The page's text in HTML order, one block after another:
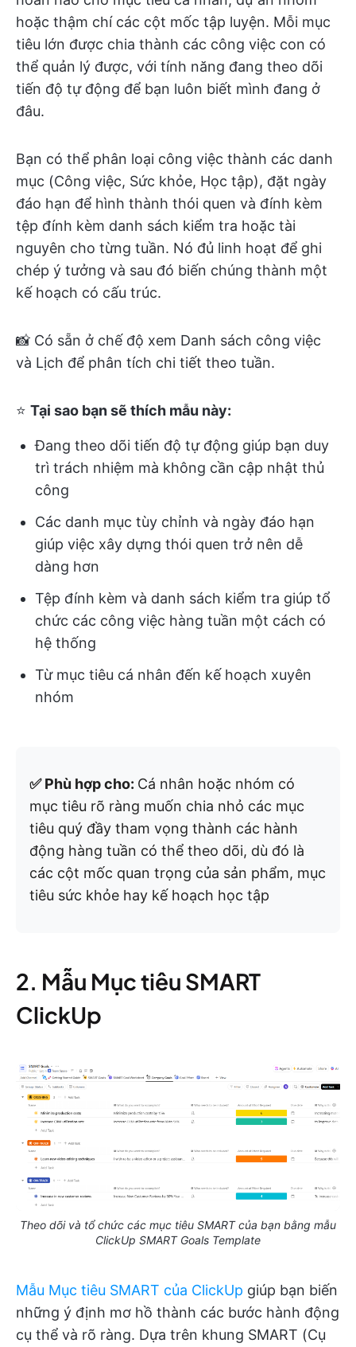
hoặc thậm chí các cột mốc tập luyện. Mỗi mục
tiêu lớn được chia thành các công việc con có
thể quản lý được, với tính năng đang theo dõi
tiến độ tự động để bạn luôn biết mình đang ở
đâu.
Bạn có thể phân loại công việc thành các danh
mục (Công việc, Sức khỏe, Học tập), đặt ngày
đáo hạn để hình thành thói quen và đính kèm
tệp đính kèm danh sách kiểm tra hoặc tài
nguyên cho từng tuần. Nó đủ linh hoạt để ghi
chép ý tưởng và sau đó biến chúng thành một
kế hoạch có cấu trúc.
📸 Có sẵn ở chế độ xem Danh sách công việc
và Lịch để phân tích chi tiết theo tuần.
⭐ Tại sao bạn sẽ thích mẫu này:
Đang theo dõi tiến độ tự động giúp bạn duy
trì trách nhiệm mà không cần cập nhật thủ
công
Các danh mục tùy chỉnh và ngày đáo hạn
giúp việc xây dựng thói quen trở nên dễ
dàng hơn
Tệp đính kèm và danh sách kiểm tra giúp tổ
chức các công việc hàng tuần một cách có
hệ thống
Từ mục tiêu cá nhân đến kế hoạch xuyên
nhóm
✅ Phù hợp cho: Cá nhân hoặc nhóm có
mục tiêu rõ ràng muốn chia nhỏ các mục
tiêu quý đầy tham vọng thành các hành
động hàng tuần có thể theo dõi, dù đó là
các cột mốc quan trọng của sản phẩm, mục
tiêu sức khỏe hay kế hoạch học tập
2. Mẫu Mục tiêu SMART
ClickUp
Theo dõi và tổ chức các mục tiêu SMART của bạn bằng mẫu
ClickUp SMART Goals Template
Mẫu Mục tiêu SMART của ClickUp giúp bạn biến
những ý định mơ hồ thành các bước hành động
cụ thể và rõ ràng. Dựa trên khung SMART (Cụ